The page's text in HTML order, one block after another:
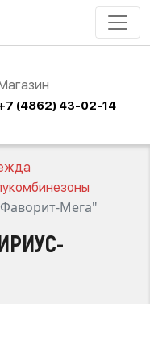
(4862) 43-02-14
Мега"